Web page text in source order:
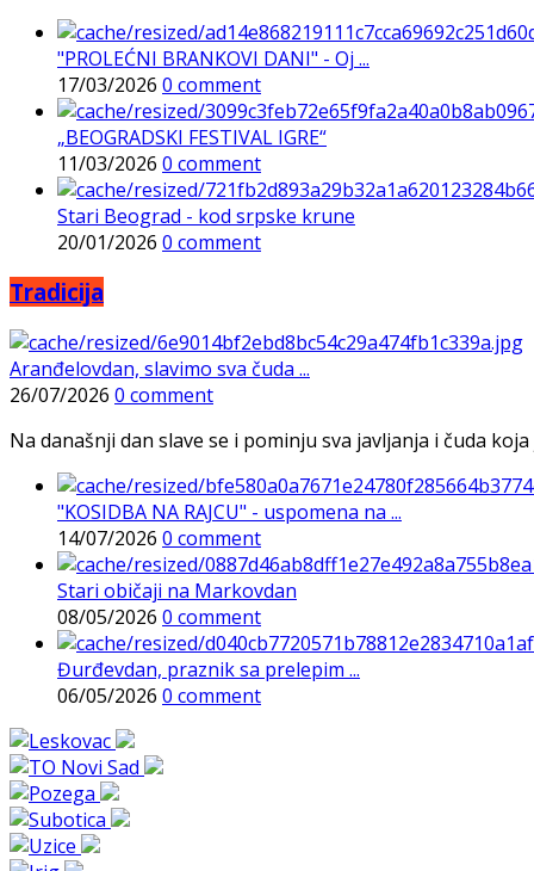
"PROLEĆNI BRANKOVI DANI" - Oj ...
17/03/2026 0 comment
„BEOGRADSKI FESTIVAL IGRE“
11/03/2026 0 comment
Stari Beograd - kod srpske krune
20/01/2026 0 comment
Tradicija
Aranđelovdan, slavimo sva čuda ...
26/07/2026 0 comment
Na današnji dan slave se i pominju sva javljanja i čuda
"KOSIDBA NA RAJCU" - uspomena na ...
14/07/2026 0 comment
Stari običaji na Markovdan
08/05/2026 0 comment
Đurđevdan, praznik sa prelepim ...
06/05/2026 0 comment